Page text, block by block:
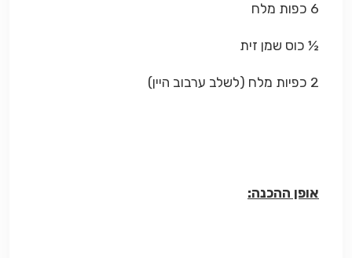
6 כפות מלח
½ כוס שמן זית
2 כפיות מלח (לשלב ערבוב היין)
אופן ההכנה: